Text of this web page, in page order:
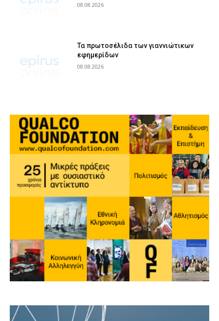
08.08.2026
Τα πρωτοσέλιδα των γιαννιώτικων
εφημερίδων
08.08.2026